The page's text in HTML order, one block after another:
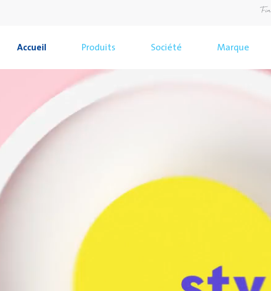
Accueil Produits Société Marque